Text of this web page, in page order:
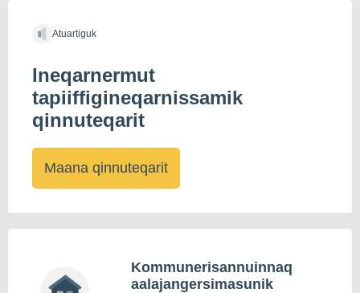
Atuartiguk
Ineqarnermut
tapiiffigineqarnissamik
qinnuteqarit
Maana qinnuteqarit
Kommunerisannuinnaq
aalajangersimasunik